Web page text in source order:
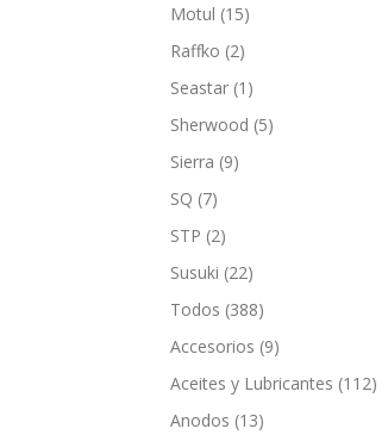
Motul (15)
Raffko (2)
Seastar (1)
Sherwood (5)
Sierra (9)
SQ (7)
STP (2)
Susuki (22)
Todos (388)
Accesorios (9)
Aceites y Lubricantes (112)
Anodos (13)